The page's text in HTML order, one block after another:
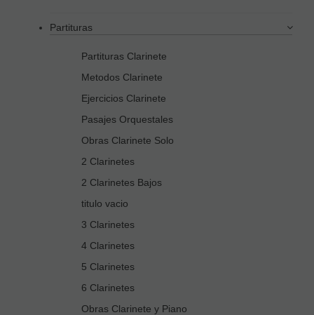
Partituras
Partituras Clarinete
Metodos Clarinete
Ejercicios Clarinete
Pasajes Orquestales
Obras Clarinete Solo
2 Clarinetes
2 Clarinetes Bajos
titulo vacio
3 Clarinetes
4 Clarinetes
5 Clarinetes
6 Clarinetes
Obras Clarinete y Piano